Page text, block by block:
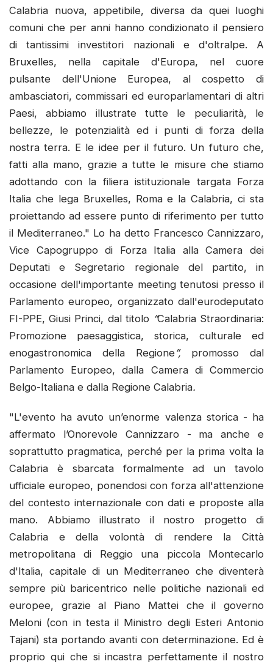
Calabria nuova, appetibile, diversa da quei luoghi
comuni che per anni hanno condizionato il pensiero
di tantissimi investitori nazionali e d'oltralpe. A
Bruxelles, nella capitale d'Europa, nel cuore
pulsante dell'Unione Europea, al cospetto di
ambasciatori, commissari ed europarlamentari di altri
Paesi, abbiamo illustrate tutte le peculiarità, le
bellezze, le potenzialità ed i punti di forza della
nostra terra. E le idee per il futuro. Un futuro che,
fatti alla mano, grazie a tutte le misure che stiamo
adottando con la filiera istituzionale targata Forza
Italia che lega Bruxelles, Roma e la Calabria, ci sta
proiettando ad essere punto di riferimento per tutto
il Mediterraneo." Lo ha detto Francesco Cannizzaro,
Vice Capogruppo di Forza Italia alla Camera dei
Deputati e Segretario regionale del partito, in
occasione dell'importante meeting tenutosi presso il
Parlamento europeo, organizzato dall'eurodeputato
FI-PPE, Giusi Princi, dal titolo “Calabria Straordinaria:
Promozione paesaggistica, storica, culturale ed
enogastronomica della Regione”, promosso dal
Parlamento Europeo, dalla Camera di Commercio
Belgo-Italiana e dalla Regione Calabria.
"L'evento ha avuto un’enorme valenza storica - ha
affermato l’Onorevole Cannizzaro - ma anche e
soprattutto pragmatica, perché per la prima volta la
Calabria è sbarcata formalmente ad un tavolo
ufficiale europeo, ponendosi con forza all'attenzione
del contesto internazionale con dati e proposte alla
mano. Abbiamo illustrato il nostro progetto di
Calabria e della volontà di rendere la Città
metropolitana di Reggio una piccola Montecarlo
d'Italia, capitale di un Mediterraneo che diventerà
sempre più baricentrico nelle politiche nazionali ed
europee, grazie al Piano Mattei che il governo
Meloni (con in testa il Ministro degli Esteri Antonio
Tajani) sta portando avanti con determinazione. Ed è
proprio qui che si incastra perfettamente il nostro